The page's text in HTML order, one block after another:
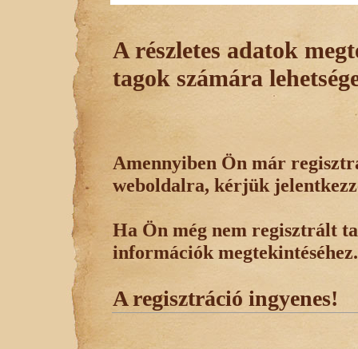
A részletes adatok
tagok számára
Amennyiben Ön már
weboldalra, kérjük
Ha Ön még nem regisztrált
információk megtekintéséhez.
A regisztráció ingyenes!